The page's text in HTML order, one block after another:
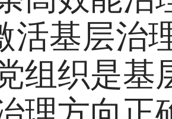
活基层治
组织是基
理方向正